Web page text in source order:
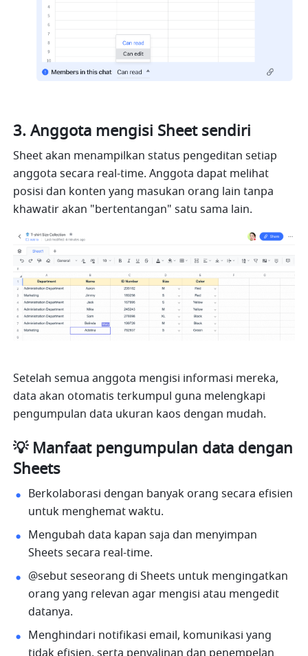
3.Anggota mengisi Sheet sendiri
Sheet akan menampilkan status pengeditan setiap
anggota secara real-time. Anggota dapat melihat
posisi dan konten yang masukan orang lain tanpa
khawatir akan "bertentangan" satu sama lain.
Setelah semua anggota mengisi informasi mereka,
data akan otomatis terkumpul guna melengkapi
pengumpulan data ukuran kaos dengan mudah.
💡 Manfaat pengumpulan data dengan
Sheets
Berkolaborasi dengan banyak orang secara efisien
untuk menghemat waktu.
Mengubah data kapan saja dan menyimpan
Sheets secara real-time.
@sebut seseorang di Sheets untuk mengingatkan
orang yang relevan agar mengisi atau mengedit
datanya.
Menghindari notifikasi email, komunikasi yang